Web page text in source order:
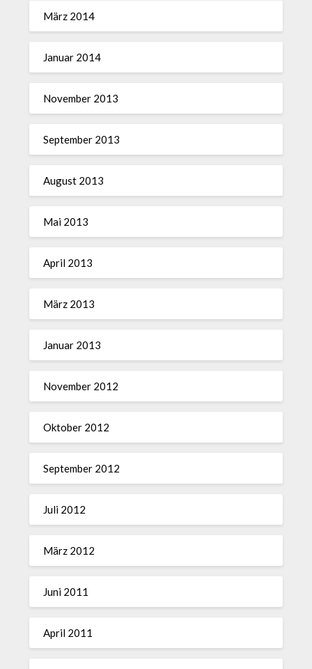
März 2014
Januar 2014
November 2013
September 2013
August 2013
Mai 2013
April 2013
März 2013
Januar 2013
November 2012
Oktober 2012
September 2012
Juli 2012
März 2012
Juni 2011
April 2011